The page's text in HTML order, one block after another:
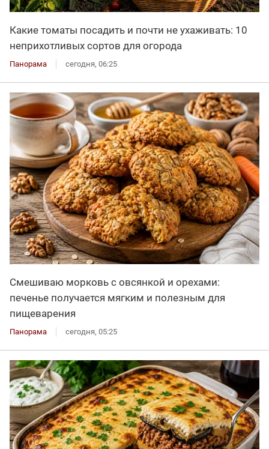
Какие томаты посадить и почти не ухаживать: 10
неприхотливых сортов для огорода
Панорама сегодня, 06:25
Смешиваю морковь с овсянкой и орехами:
печенье получается мягким и полезным для
пищеварения
Панорама сегодня, 05:25